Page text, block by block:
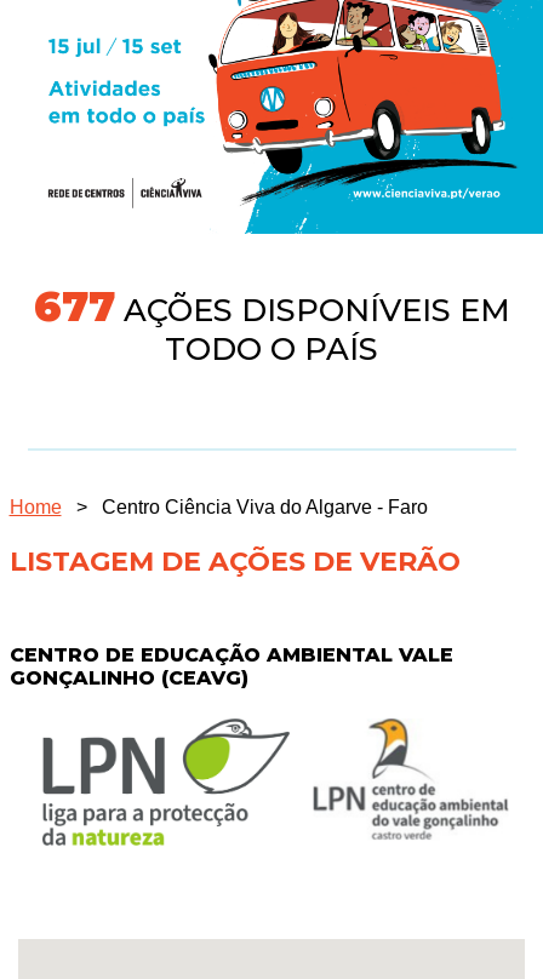
718AÇÕES DISPONÍVEIS EM
TODO O PAÍS
Home > Centro Ciência Viva do Algarve - Faro
LISTAGEM DE AÇÕES DE VERÃO
CENTRO DE EDUCAÇÃO AMBIENTAL VALE
GONÇALINHO (CEAVG)